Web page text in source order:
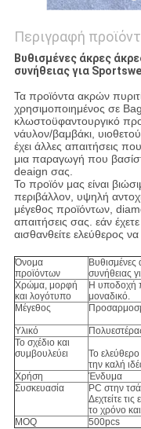
Περιγραφή
Βυθισμένες άκρες
συνήθειας για
Τα προϊόντα ακρών
χρησιμοποιημένος σε
κλωστοϋφαντουργικό
νάυλον/βαμβάκι,
έχει άλλες απαιτήσεις
μια παραγωγή που
deaign σας.
Το προϊόν μας είναι
περιβάλλον, υψηλή
μέγεθος προϊόντων,
απαιτήσεις σας. εάν
αισθανθείτε ελεύθερος
Όνομα
προϊόντων
συνήθειας
Χρώμα, μορφή
και λογότυπο
Η υποδοχή
μοναδικό.
Μέγεθος
Υλικό
Το σχέδιο και
συμβουλεύει
Το ελεύθερο
την καλή
Χρήση
Ένδυμα
Συσκευασία
PC στην
Δεχτείτε
το χρόνο
MOQ
500pcs